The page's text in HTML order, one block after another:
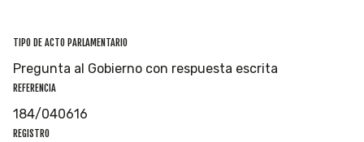
TIPO DE ACTO PARLAMENTARIO
Pregunta al Gobierno con respuesta escrita
REFERENCIA
184/040616
REGISTRO